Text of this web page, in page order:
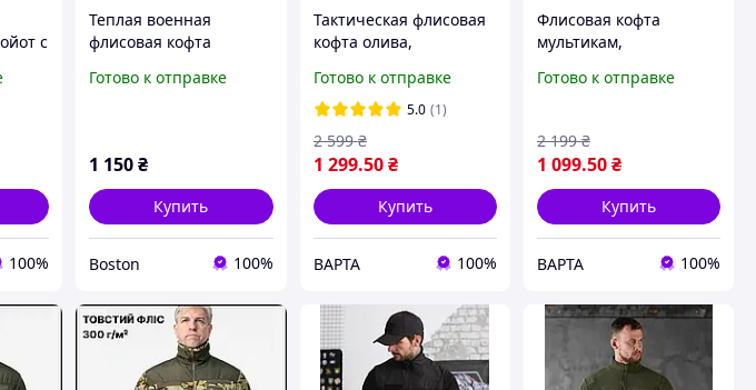
с
100%
Теплая военная
флисовая кофта
капюшоном олива,
армейская флиска зсу
_M2_zx8c
Готово к отправке
1 150₴
Купить
Boston 100%
Тактическая флисовая
кофта олива,
42-62 р, военная
флисовая кофта олива
зсу
Готово к отправке
5.0 (1)
1 299.50 ₴
2 599 ₴
Купить
ВАРТА 100%
Флисовая кофта
мультикам,
флиска зсу,
мультикам
Готово к отправке
1 099.50₴
2 199 ₴
Купить
ВАРТА 100%